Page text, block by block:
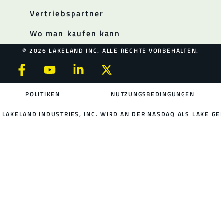
Vertriebspartner
Wo man kaufen kann
© 2026 LAKELAND INC. ALLE RECHTE VORBEHALTEN.
POLITIKEN NUTZUNGSBEDINGUNGEN
LAKELAND INDUSTRIES, INC. WIRD AN DER NASDAQ ALS LAKE